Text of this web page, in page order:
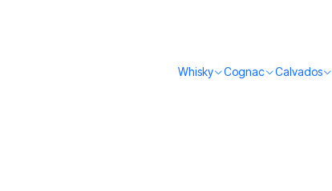
Whisky Cognac Calvados